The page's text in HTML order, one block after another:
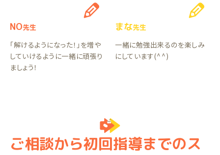
NO先生
「解けるようになった！」を増や
していけるように一緒に頑張り
ましょう！
まな先生
一緒に勉強出来るのを楽しみ
にしています(⁠^⁠^⁠)
ご相談から初回指導までのス